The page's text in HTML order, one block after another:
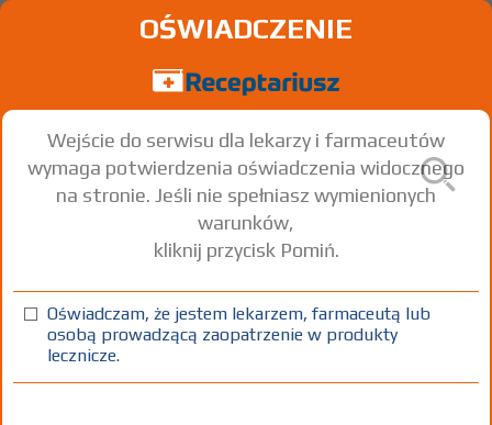
Novynette ® - (IR)
Ethinylestradiol + Desogestrel
tabl. powl. 0,02 mg+ 0,15 mg 21 szt. Doustnie
100%
OŚWIADCZENIE
Wejście do serwisu dla lekarzy i farmaceutów
wymaga potwierdzenia oświadczenia widocznego
na stronie. Jeśli nie spełniasz wymienionych
warunków,
kliknij przycisk Pomiń.
Oświadczam, że jestem lekarzem, farmaceutą lub
osobą prowadzącą zaopatrzenie w produkty
lecznicze.